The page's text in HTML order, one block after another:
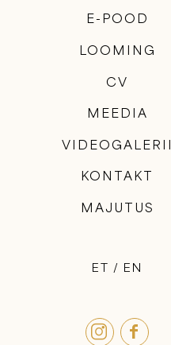
ET EN
 
E-POOD
LOOMING
CV
MEEDIA
VIDEOGALERII
KONTAKT
MAJUTUS